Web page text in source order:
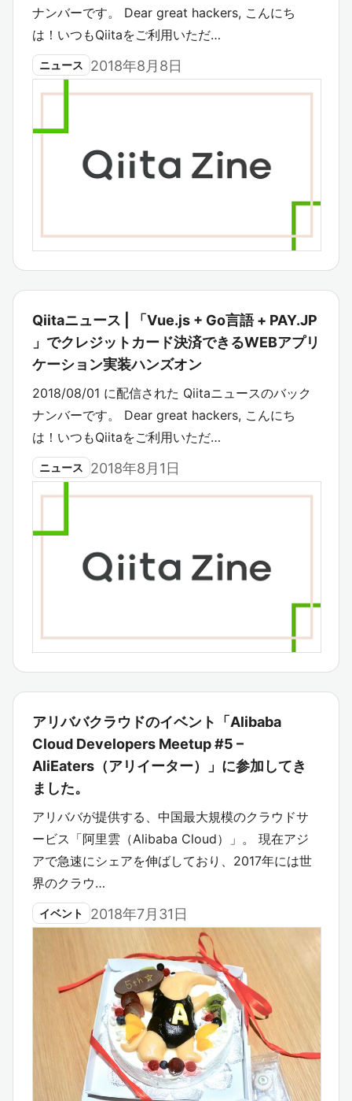
ナンバーです。 Dear great hackers, こんにち
は！いつもQiitaをご利用いただ…
ニュース 2018年8月8日
Qiitaニュース | 「Vue.js + Go言語 + PAY.JP
」でクレジットカード決済できるWEBアプリ
ケーション実装ハンズオン
2018/08/01 に配信された Qiitaニュースのバック
ナンバーです。 Dear great hackers, こんにち
は！いつもQiitaをご利用いただ…
ニュース 2018年8月1日
アリババクラウドのイベント「Alibaba
Cloud Developers Meetup #5 –
AliEaters（アリイーター）」に参加してき
ました。
アリババが提供する、中国最大規模のクラウドサ
ービス「阿里雲（Alibaba Cloud）」。 現在アジ
アで急速にシェアを伸ばしており、2017年には世
界のクラウ…
イベント 2018年7月31日